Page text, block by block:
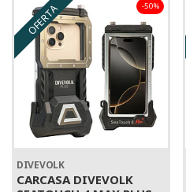
OFERTA -50%
DIVEVOLK
CARCASA DIVEVOLK